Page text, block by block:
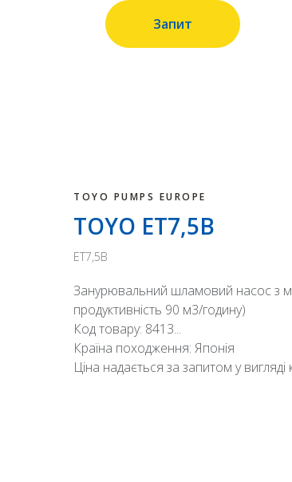
Запит
TOYO PUMPS EUROPE
TOYO ET7,5B
ET7,5B
Занурювальний шламовий насос з
продуктивність 90 м3/годину)
Код товару: 8413...
Країна походження: Японія
Ціна надається за запитом у вигляді